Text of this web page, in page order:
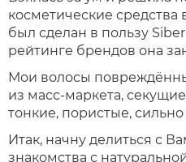
косметические
был сделан в пользу
рейтинге брендов она
Мои волосы
из масс-маркета,
тонкие, пористые, сильно
Итак, начну делиться с
знакомства с